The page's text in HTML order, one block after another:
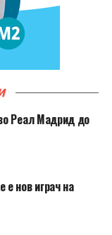
Реал Мадрид до
нов играч на